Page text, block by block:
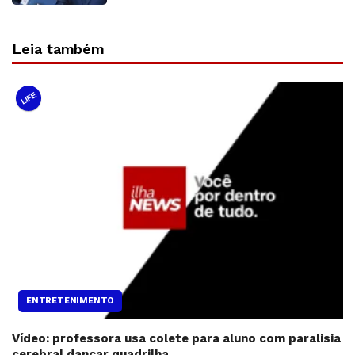
Leia também
LIFE
ENTRETENIMENTO
Vídeo: professora usa colete para aluno com paralisia